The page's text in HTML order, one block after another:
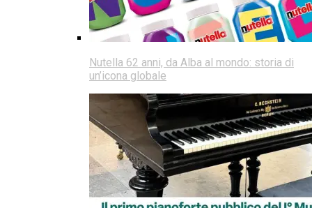
Nutella 62 anni, da Alba al mondo: storia di
un’icona globale